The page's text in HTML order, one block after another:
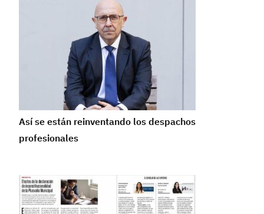
Así se están reinventando los despachos
profesionales